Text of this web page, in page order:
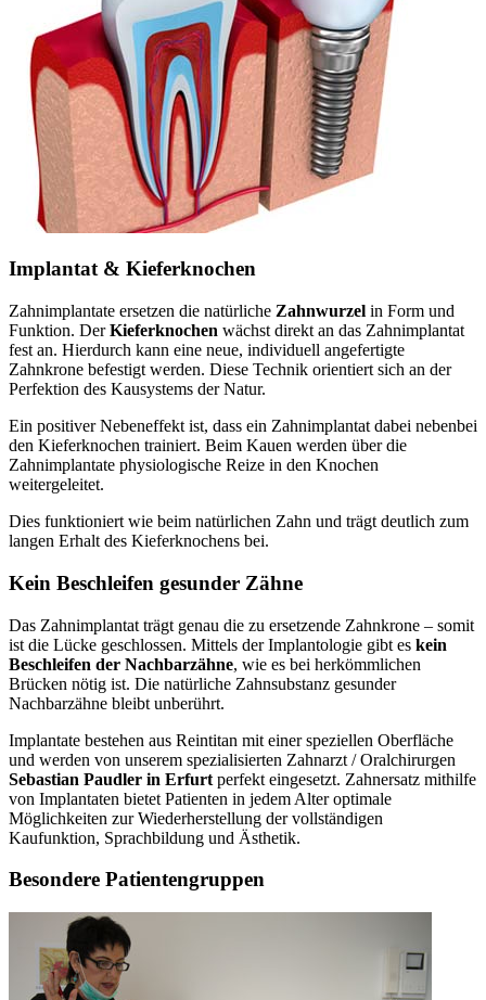
Implantat & Kieferknochen
Zahnimplantate ersetzen die natürliche Zahnwurzel in Form und
Funktion. DerKieferknochen wächst direkt an das Zahnimplantat
fest an. Hierdurch kann eine neue, individuell angefertigte
Zahnkrone befestigt werden. Diese Technik orientiert sich an der
Perfektion des Kausystems der Natur.
Ein positiver Nebeneffekt ist, dass ein Zahnimplantat dabei nebenbei
den Kieferknochen trainiert. Beim Kauen werden über die
Zahnimplantate physiologische Reize in den Knochen
weitergeleitet.
Dies funktioniert wie beim natürlichen Zahn und trägt deutlich zum
langen Erhalt des Kieferknochens bei.
Kein Beschleifen gesunder Zähne
Das Zahnimplantat trägt genau die zu ersetzende Zahnkrone – somit
ist die Lücke geschlossen. Mittels der Implantologie gibt es kein
Beschleifen der Nachbarzähne, wie es bei herkömmlichen
Brücken nötig ist. Die natürliche Zahnsubstanz gesunder
Nachbarzähne bleibt unberührt.
Implantate bestehen aus Reintitan mit einer speziellen Oberfläche
und werden von unserem spezialisierten Zahnarzt / Oralchirurgen
Sebastian Paudler in Erfurt perfekt eingesetzt. Zahnersatz mithilfe
von Implantaten bietet Patienten in jedem Alter optimale
Möglichkeiten zur Wiederherstellung der vollständigen
Kaufunktion, Sprachbildung und Ästhetik.
Besondere Patientengruppen